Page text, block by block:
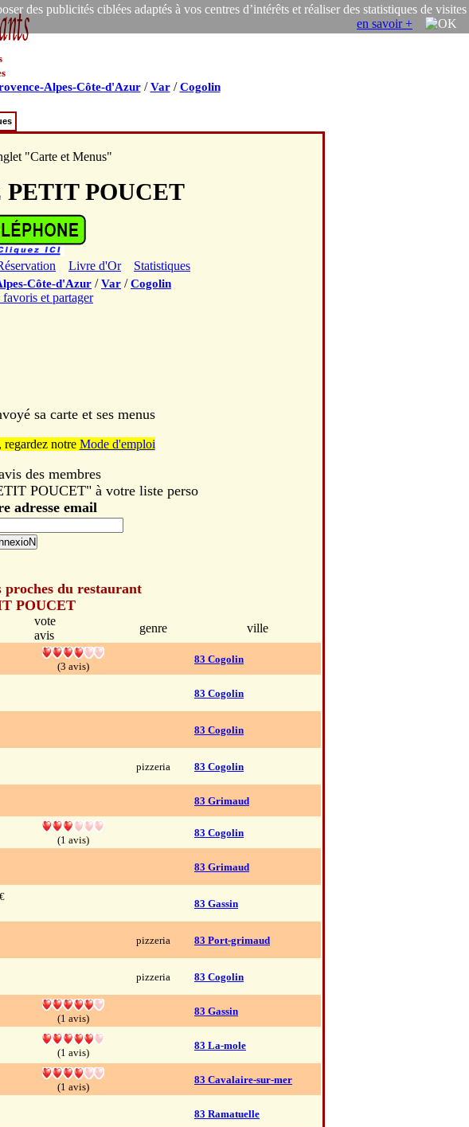
des publicités ciblées adaptés à vos centres d’intérêts et réaliser des statistiques de visites
en savoir +
Alpes-Côte-d'Azur/Var/Cogolin
"Carte et Menus"
PETIT POUCET
Livre d'Or
Statistiques
Côte-d'Azur /Var /Cogolin
sa carte et ses menus
regardez notre Mode d'emploi
des membres
POUCET" à votre liste perso
adresse email
proches du restaurant
POUCET
vote
avis
genre
ville
(3 avis)
83 Cogolin
83 Cogolin
83 Cogolin
pizzeria 83 Cogolin
83 Grimaud
(1 avis)
83 Cogolin
83 Grimaud
83 Gassin
pizzeria 83 Port-grimaud
pizzeria 83 Cogolin
(1 avis)
83 Gassin
(1 avis)
83 La-mole
(1 avis)
83 Cavalaire-sur-mer
83 Ramatuelle